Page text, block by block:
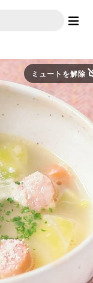
ミュートを解除